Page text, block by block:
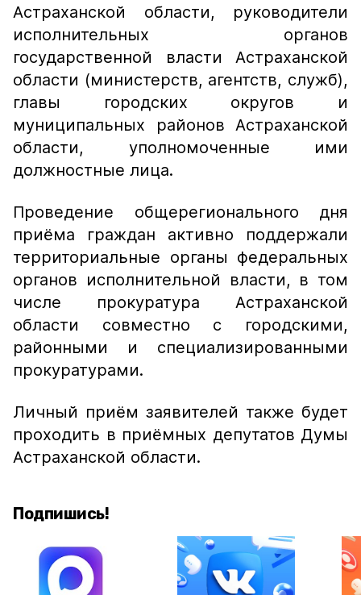
Астраханской области, руководители
исполнительных органов
государственной власти Астраханской
области (министерств, агентств, служб),
главы городских округов и
муниципальных районов Астраханской
области, уполномоченные ими
должностные лица.
Проведение общерегионального дня
приёма граждан активно поддержали
территориальные органы федеральных
органов исполнительной власти, в том
числе прокуратура Астраханской
области совместно с городскими,
районными и специализированными
прокуратурами.
Личный приём заявителей также будет
проходить в приёмных депутатов Думы
Астраханской области.
Подпишись!